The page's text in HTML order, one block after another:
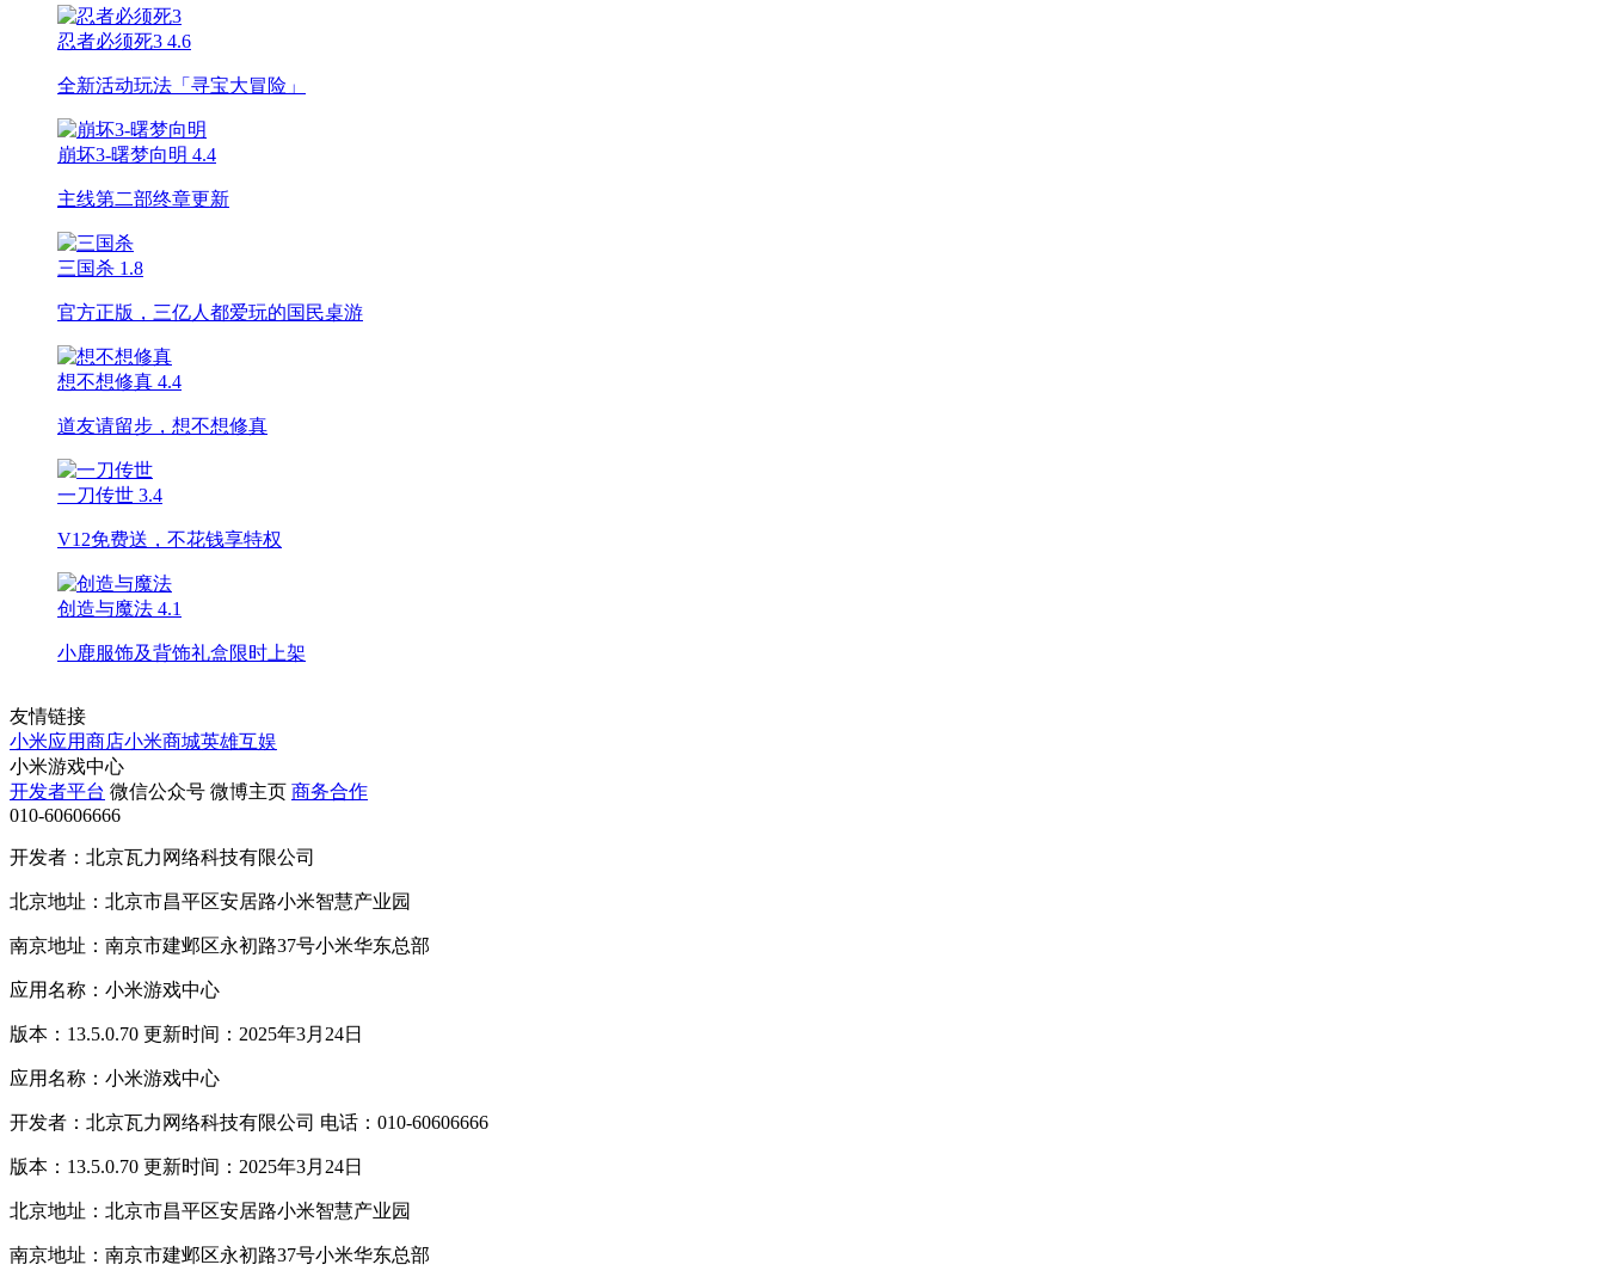
忍者必须死3 4.6
全新活动玩法「寻宝大冒险」
崩坏3-曙梦向明 4.4
主线第二部终章更新
三国杀 1.8
官方正版，三亿人都爱玩的国民桌游
想不想修真 4.4
道友请留步，想不想修真
一刀传世 3.4
V12免费送，不花钱享特权
创造与魔法 4.1
小鹿服饰及背饰礼盒限时上架
友情链接
小米应用商店小米商城英雄互娱
小米游戏中心
开发者平台 微信公众号 微博主页 商务合作
010-60606666
开发者：北京瓦力网络科技有限公司
北京地址：北京市昌平区安居路小米智慧产业园
南京地址：南京市建邺区永初路37号小米华东总部
应用名称：小米游戏中心
版本：13.5.0.70 更新时间：2025年3月24日
应用名称：小米游戏中心
开发者：北京瓦力网络科技有限公司 电话：010-60606666
版本：13.5.0.70 更新时间：2025年3月24日
北京地址：北京市昌平区安居路小米智慧产业园
南京地址：南京市建邺区永初路37号小米华东总部